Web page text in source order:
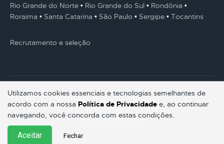
Utilizamos cookies essenciais e tecnologias semelhantes de
acordo com a nossa Política de Privacidade e, ao continuar
navegando, você concorda com estas condições.
Aceitar Fechar
Rio Grande do Norte
Rio Grande do Sul
Rondônia
Roraima
Santa Catarina São Paulo Sergipe Tocantins
Recrutamento e seleção
© Gestaum Lab ® Todos os direitos reservados.